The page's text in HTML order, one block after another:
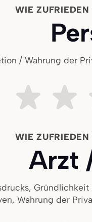
WIE
/ Wahrung der
Sehr
WIE
Arzt
Wahrung der